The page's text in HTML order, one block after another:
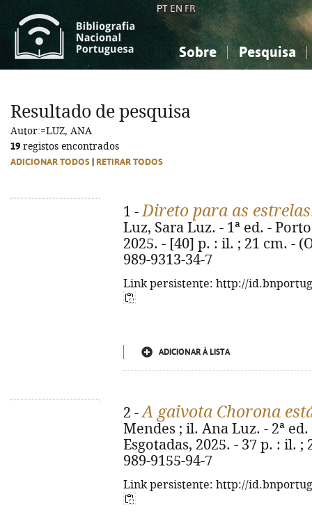
PT EN FR
Sobre Pesquisa
Ciências sociais...
Ciências sociais...
Resultado de pesquisa
Autor:=LUZ, ANA
19 registos encontrados
ADICIONAR TODOS RETIRAR TODOS
1 -Direto para as
Luz, Sara Luz. - 1ª ed. -
2025. - [40] p. : il. ; 21 cm. -
989-9313-34-7
Link persistente: http://
ADICIONAR À LISTA
2 -A gaivota Chorona
Mendes ; il. Ana Luz. - 2ª
Esgotadas, 2025. - 37 p. : il. ;
989-9155-94-7
Link persistente: http://